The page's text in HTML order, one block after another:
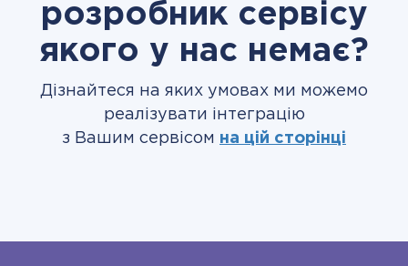
розробник сервісу
якого у нас немає?
Дізнайтеся на яких умовах ми можемо
реалізувати інтеграцію
з Вашим сервісом на цій сторінці